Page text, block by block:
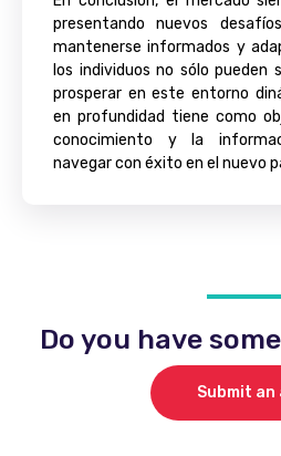
presentando nuevos
mantenerse informados y
los individuos no sólo pueden
prosperar en este entorno
en profundidad tiene como
conocimiento y la
navegar con éxito en el nuevo
Do you have
Submit an